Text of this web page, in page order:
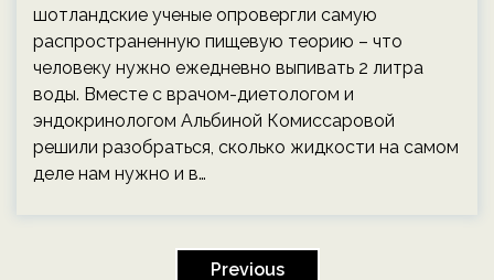
шотландские ученые опровергли самую
распространенную пищевую теорию – что
человеку нужно ежедневно выпивать 2 литра
воды. Вместе с врачом-диетологом и
эндокринологом Альбиной Комиссаровой
решили разобраться, сколько жидкости на самом
деле нам нужно и в…
Previous